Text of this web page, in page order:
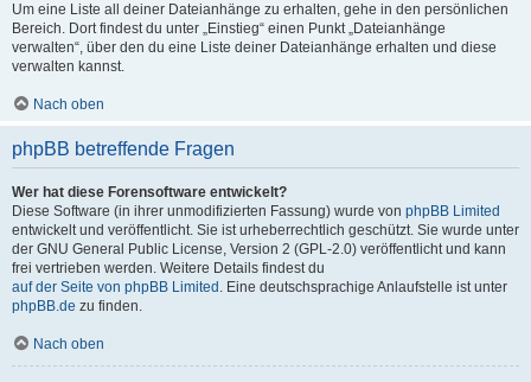
Um eine Liste all deiner Dateianhänge zu erhalten, gehe in den persönlichen
Bereich. Dort findest du unter „Einstieg“ einen Punkt „Dateianhänge
verwalten“, über den du eine Liste deiner Dateianhänge erhalten und diese
verwalten kannst.
Nach oben
phpBB betreffende Fragen
Wer hat diese Forensoftware entwickelt?
Diese Software (in ihrer unmodifizierten Fassung) wurde von phpBB Limited
entwickelt und veröffentlicht. Sie ist urheberrechtlich geschützt. Sie wurde unter
der GNU General Public License, Version 2 (GPL-2.0) veröffentlicht und kann
frei vertrieben werden. Weitere Details findest du
auf der Seite von phpBB Limited . Eine deutschsprachige Anlaufstelle ist unter
phpBB.de zu finden.
Nach oben